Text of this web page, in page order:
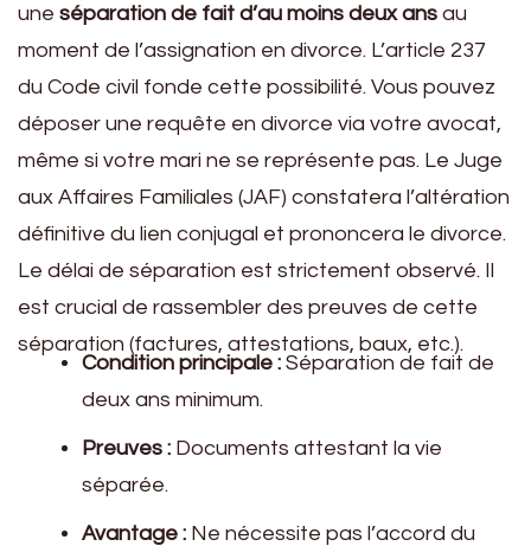
une séparation de fait d’au moins deux ans au
moment de l’assignation en divorce. L’article 237
du Code civil fonde cette possibilité. Vous pouvez
déposer une requête en divorce via votre avocat,
même si votre mari ne se représente pas. Le Juge
aux Affaires Familiales (JAF) constatera l’altération
définitive du lien conjugal et prononcera le divorce.
Le délai de séparation est strictement observé. Il
est crucial de rassembler des preuves de cette
séparation (factures, attestations, baux, etc.).
Condition principale : Séparation de fait de
deux ans minimum.
Preuves : Documents attestant la vie
séparée.
Avantage : Ne nécessite pas l’accord du